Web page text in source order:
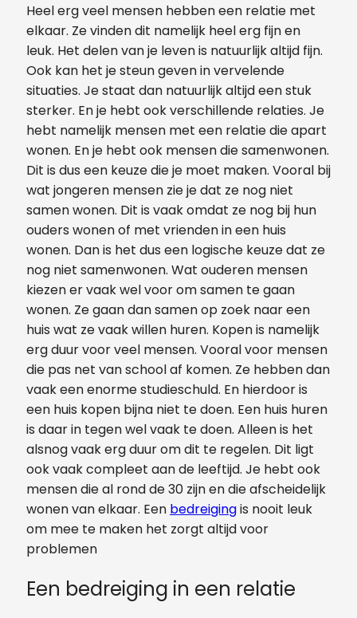
Heel erg veel mensen hebben een relatie met
elkaar. Ze vinden dit namelijk heel erg fijn en
leuk. Het delen van je leven is natuurlijk altijd fijn.
Ook kan het je steun geven in vervelende
situaties. Je staat dan natuurlijk altijd een stuk
sterker. En je hebt ook verschillende relaties. Je
hebt namelijk mensen met een relatie die apart
wonen. En je hebt ook mensen die samenwonen.
Dit is dus een keuze die je moet maken. Vooral bij
wat jongeren mensen zie je dat ze nog niet
samen wonen. Dit is vaak omdat ze nog bij hun
ouders wonen of met vrienden in een huis
wonen. Dan is het dus een logische keuze dat ze
nog niet samenwonen. Wat ouderen mensen
kiezen er vaak wel voor om samen te gaan
wonen. Ze gaan dan samen op zoek naar een
huis wat ze vaak willen huren. Kopen is namelijk
erg duur voor veel mensen. Vooral voor mensen
die pas net van school af komen. Ze hebben dan
vaak een enorme studieschuld. En hierdoor is
een huis kopen bijna niet te doen. Een huis huren
is daar in tegen wel vaak te doen. Alleen is het
alsnog vaak erg duur om dit te regelen. Dit ligt
ook vaak compleet aan de leeftijd. Je hebt ook
mensen die al rond de 30 zijn en die afscheidelijk
wonen van elkaar. Een bedreigingis nooit leuk
om mee te maken het zorgt altijd voor
problemen
Een bedreiging in een relatie